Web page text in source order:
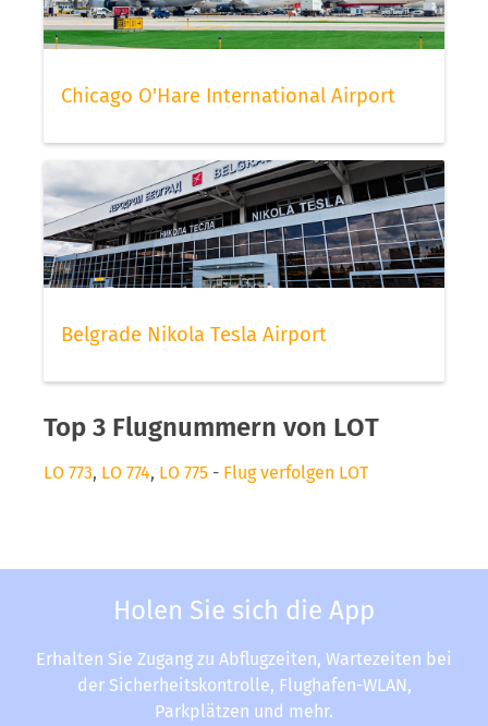
Chicago O'Hare International Airport
Belgrade Nikola Tesla Airport
Top 3 Flugnummern von LOT
LO 773, LO 774, LO 775 - Flug verfolgen LOT
Holen Sie sich die App
Erhalten Sie Zugang zu Abflugzeiten, Wartezeiten bei
der Sicherheitskontrolle, Flughafen-WLAN,
Parkplätzen und mehr.